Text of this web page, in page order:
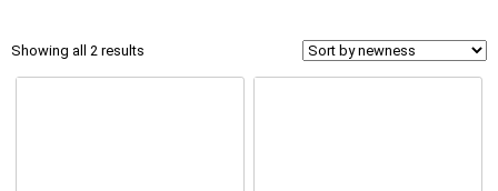
Showing all 2 results